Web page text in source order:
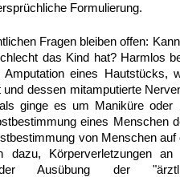
Formulierung.
Fragen bleiben offen:
das Kind hat? Harmlos
Amputation eines Hautstücks,
und dessen mitamputierte
ginge es um Maniküre oder
eines Menschen
von Menschen
dazu, Körperverletzungen
Ausübung der